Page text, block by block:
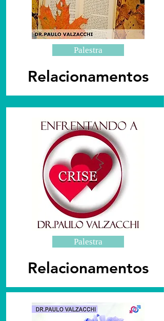
Palestra
Relacionamentos
Palestra
Relacionamentos